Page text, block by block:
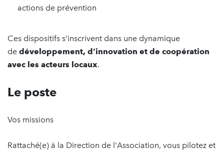
actions de prévention
Ces dispositifs s’inscrivent dans une dynamique
de développement, d’innovation et de coopération
avec les acteurs locaux.
Le poste
Vos missions
Rattaché(e) à la Direction de l'Association, vous pilotez et